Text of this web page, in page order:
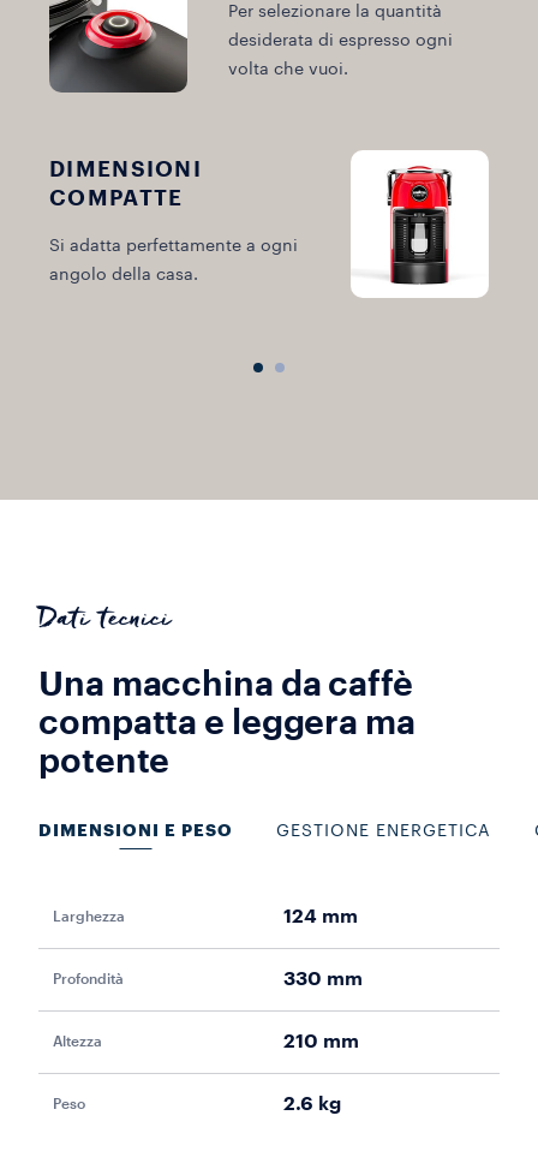
Per selezionare la quantità
desiderata di espresso ogni
volta che vuoi.
DIMENSIONI
COMPATTE
Si adatta perfettamente a ogni
angolo della casa.
Dati tecnici
Una macchina da caffè
compatta e leggera ma
potente
DIMENSIONI E PESO GESTIONE ENERGETICA
Larghezza 124 mm
Profondità 330 mm
Altezza 210 mm
Peso 2.6 kg